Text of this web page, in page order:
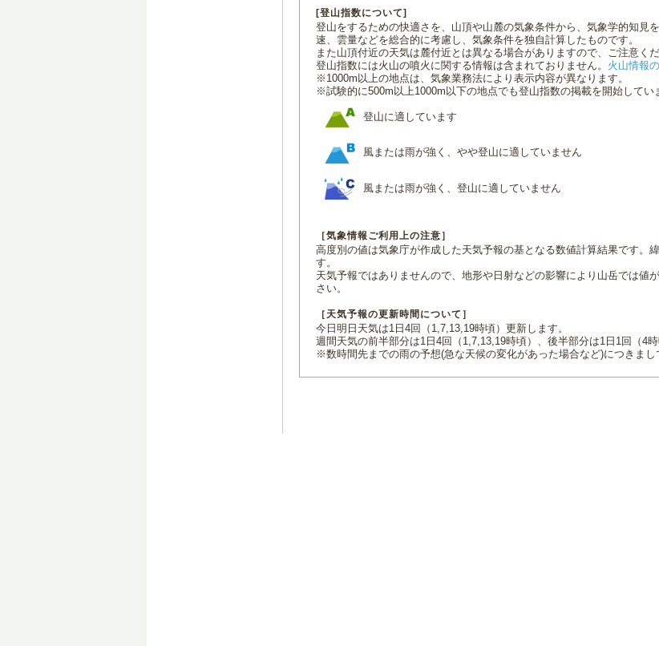
[登山指数について]
登山をするための快適さを、山頂や山麓の気象条件から、気象学的知見
速、雲量などを総合的に考慮し、気象条件を独自計算したものです。
また山頂付近の天気は麓付近とは異なる場合がありますので、ご注意くだ
登山指数には火山の噴火に関する情報は含まれておりません。 火山情報
※1000m以上の地点は、気象業務法により表示内容が異なります。
※試験的に500m以上1000m以下の地点でも登山指数の掲載を開始してい
登山に適しています
風または雨が強く、やや登山に適していません
風または雨が強く、登山に適していません
［気象情報ご利用上の注意］
高度別の値は気象庁が作成した天気予報の基となる数値計算結果です。
す。
天気予報ではありませんので、地形や日射などの影響により山岳では値
さい。
［天気予報の更新時間について］
今日明日天気は1日4回（1,7,13,19時頃）更新します。
週間天気の前半部分は1日4回（1,7,13,19時頃）、後半部分は1日1回（4時
※数時間先までの雨の予想(急な天候の変化があった場合など)につきまし